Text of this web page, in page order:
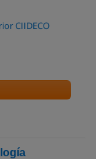
CIIDECO